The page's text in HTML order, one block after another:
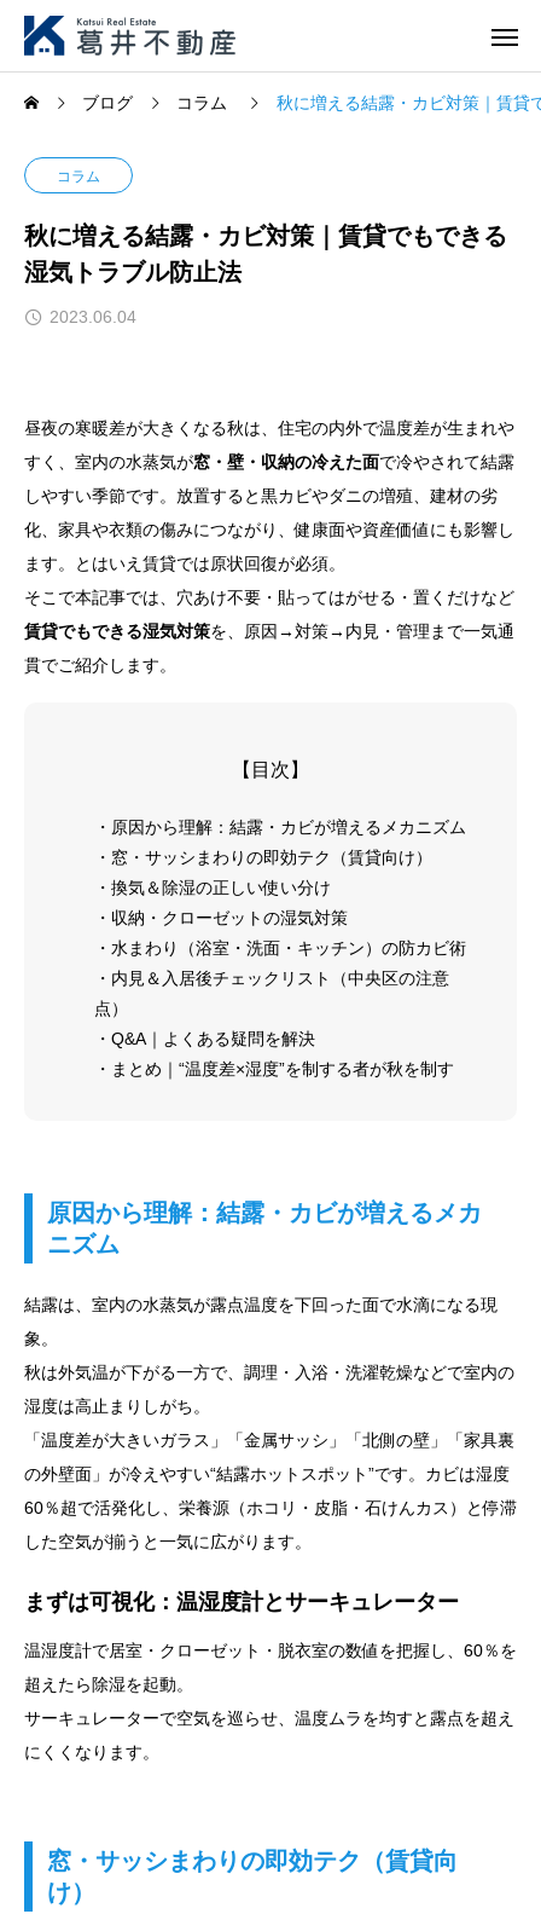
ブログ コラム 秋に増える結露・カビ対策｜賃貸
コラム
秋に増える結露・カビ対策｜賃貸でもできる
湿気トラブル防止法
2023.06.04
昼夜の寒暖差が大きくなる秋は、住宅の内外で温度差が生まれや
すく、室内の水蒸気が窓・壁・収納の冷えた面で冷やされて結露
しやすい季節です。放置すると黒カビやダニの増殖、建材の劣
化、家具や衣類の傷みにつながり、健康面や資産価値にも影響し
ます。とはいえ賃貸では原状回復が必須。
そこで本記事では、穴あけ不要・貼ってはがせる・置くだけなど
賃貸でもできる湿気対策を、原因→対策→内見・管理まで一気通
貫でご紹介します。
【目次】
・原因から理解：結露・カビが増えるメカニズム
・窓・サッシまわりの即効テク（賃貸向け）
・換気＆除湿の正しい使い分け
・収納・クローゼットの湿気対策
・水まわり（浴室・洗面・キッチン）の防カビ術
・内見＆入居後チェックリスト（中央区の注意
点）
・Q&A｜よくある疑問を解決
・まとめ｜“温度差×湿度”を制する者が秋を制す
原因から理解：結露・カビが増えるメカ
ニズム
結露は、室内の水蒸気が露点温度を下回った面で水滴になる現
象。
秋は外気温が下がる一方で、調理・入浴・洗濯乾燥などで室内の
湿度は高止まりしがち。
「温度差が大きいガラス」「金属サッシ」「北側の壁」「家具裏
の外壁面」が冷えやすい“結露ホットスポット”です。カビは湿度
60％超で活発化し、栄養源（ホコリ・皮脂・石けんカス）と停滞
した空気が揃うと一気に広がります。
まずは可視化：温湿度計とサーキュレーター
温湿度計で居室・クローゼット・脱衣室の数値を把握し、60％を
超えたら除湿を起動。
サーキュレーターで空気を巡らせ、温度ムラを均すと露点を超え
にくくなります。
窓・サッシまわりの即効テク（賃貸向
け）